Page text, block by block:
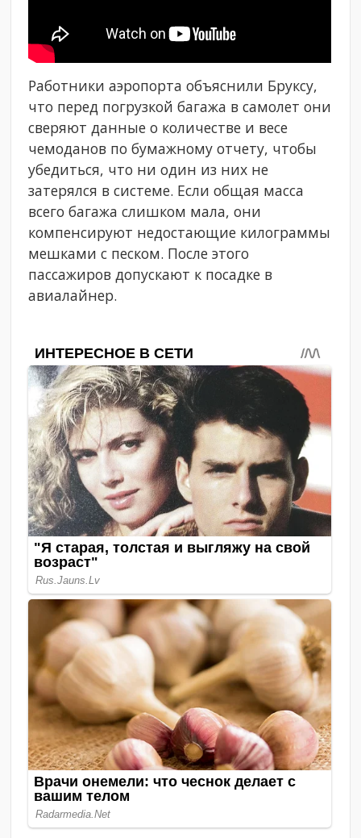
Работники аэропорта объяснили Бруксу,
что перед погрузкой багажа в самолет они
сверяют данные о количестве и весе
чемоданов по бумажному отчету, чтобы
убедиться, что ни один из них не
затерялся в системе. Если общая масса
всего багажа слишком мала, они
компенсируют недостающие килограммы
мешками с песком. После этого
пассажиров допускают к посадке в
авиалайнер.